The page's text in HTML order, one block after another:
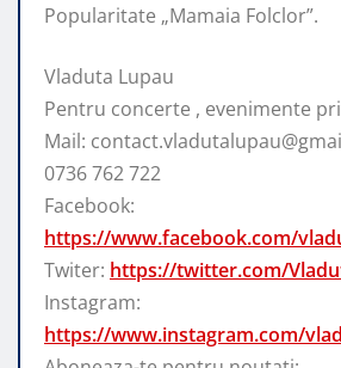
Popularitate „Mamaia Folclor”.
Vladuta Lupau
Pentru concerte , evenimente
Mail:
0736 762 722
Facebook:
https://www.facebook.com/
Twiter: https://twitter.com/
Instagram:
https://www.instagram.com/